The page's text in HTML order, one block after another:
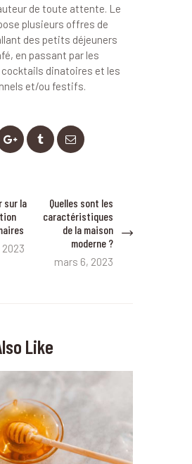
de toute attente. Le
plusieurs offres de
des petits déjeuners
en passant par les
cocktails dinatoires et les
et/ou festifs.
sur la
2023
Quelles sont les
caractéristiques
de la maison
moderne ?
mars 6, 2023
Like